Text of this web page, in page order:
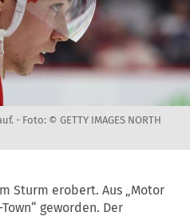
- Foto: © GETTY IMAGES NORTH
Sturm erobert. Aus „Motor
geworden. Der